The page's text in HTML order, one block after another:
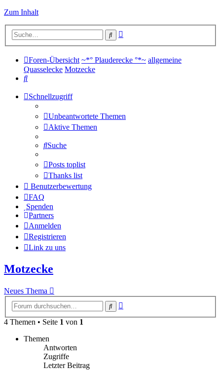
Zum Inhalt
Suche
Foren-Übersicht ~*° Plauderecke °*~ allgemeine
Quasselecke Motzecke
Suche
Schnellzugriff
Unbeantwortete Themen
Aktive Themen
Suche
Posts toplist
Thanks list
Benutzerbewertung
FAQ
Spenden
Partners
Anmelden
Registrieren
Link zu uns
Motzecke
Neues Thema
Suche
4 Themen • Seite 1 von 1
Themen
Antworten
Zugriffe
Letzter Beitrag